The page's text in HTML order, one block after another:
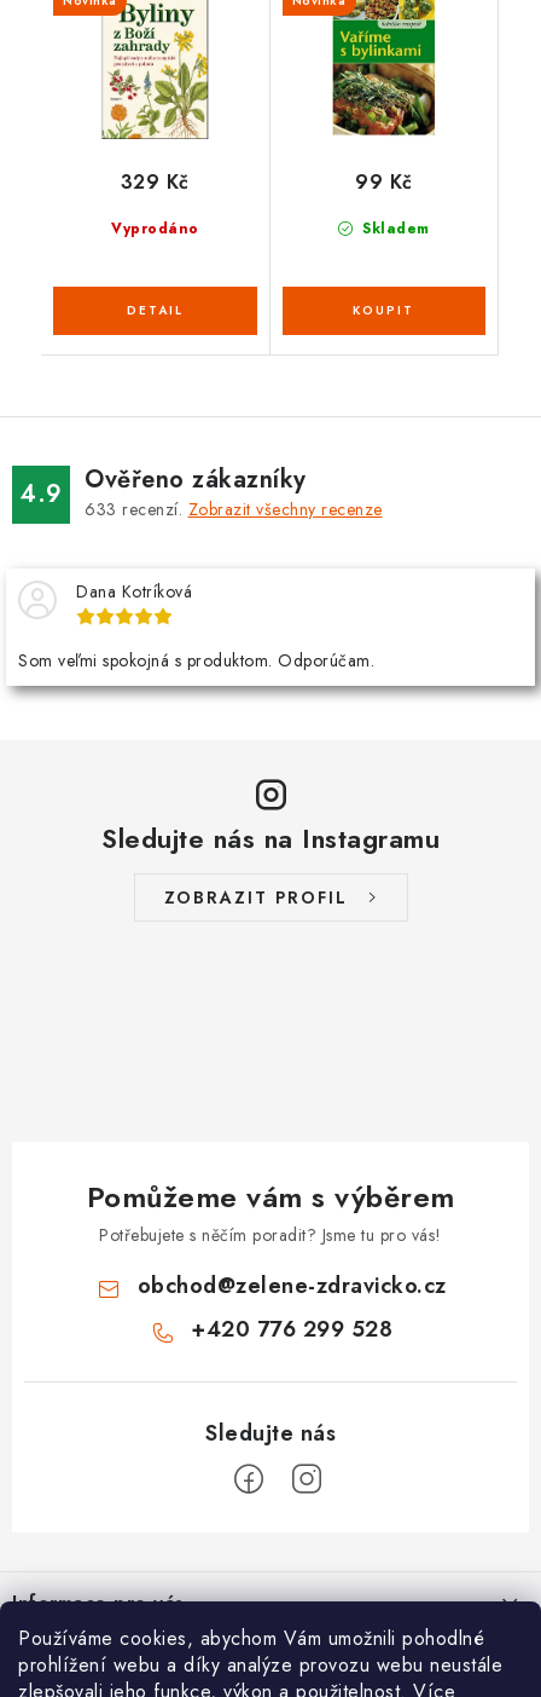
Používáme cookies, abychom Vám umožnili pohodlné
prohlížení webu a díky analýze provozu webu neustále
Vyprodáno
329 Kč
Skladem
99 Kč
4.9 Ověřeno zákazníky
633 recenzí. Zobrazit všechny recenze
Dana Kotríková
Som veľmi spokojná s produktom. Odporúčam.
Sledujte nás na Instagramu
ZOBRAZIT PROFIL
Pomůžeme vám s výběrem
Potřebujete s něčím poradit? Jsme tu pro vás!
obchod@zelene-zdravicko.cz
+420 776 299 528
á
pInformace pro vás
Proč nakupovat u nás
O nás